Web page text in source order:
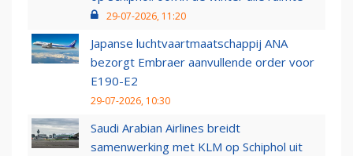
29-07-2026, 11:20
Japanse luchtvaartmaatschappij ANA
bezorgt Embraer aanvullende order voor
E190-E2
29-07-2026, 10:30
Saudi Arabian Airlines breidt
samenwerking met KLM op Schiphol uit